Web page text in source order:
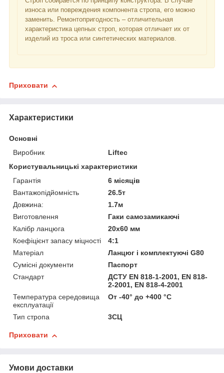
износа или повреждения компонента стропа, его можно
заменить. Ремонтопригодность – отличительная
характеристика цепных строп, которая отличает их от
изделий из троса или синтетических материалов.
Приховати
Характеристики
Основні
Виробник
Liftec
Користувальницькі характеристики
Гарантія
6 місяців
Вантажопідйомність
26.5т
Довжина:
1.7м
Виготовлення
Гаки самозамикаючі
Калібр ланцюга
20x60 мм
Коефіцієнт запасу міцності
4:1
Матеріал
Ланцюг і комплектуючі G80
Сумісні документи
Паспорт
Стандарт
ДСТУ EN 818-1-2001, EN 818-
2-2001, EN 818-4-2001
Температура середовища
експлуатації
От -40° до +400 °С
Тип стропа 3СЦ
Приховати
Умови доставки